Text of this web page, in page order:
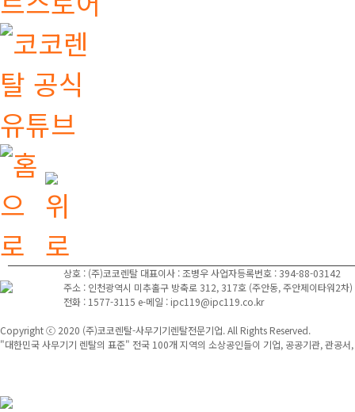
상호 : (주)코코렌탈 대표이사 : 조병우사업자등록번호 : 394-88-03142
주소 : 인천광역시 미추홀구 방축로 312, 317호 (주안동, 주안제이타워2차)
전화 : 1577-3115 e-메일 : ipc119@ipc119.co.kr
Copyright ⓒ 2020 (주)코코렌탈-사무기기렌탈전문기업. All Rights Reserved.
"대한민국 사무기기 렌탈의 표준" 전국 100개 지역의 소상공인들이 기업, 공공기관, 관공